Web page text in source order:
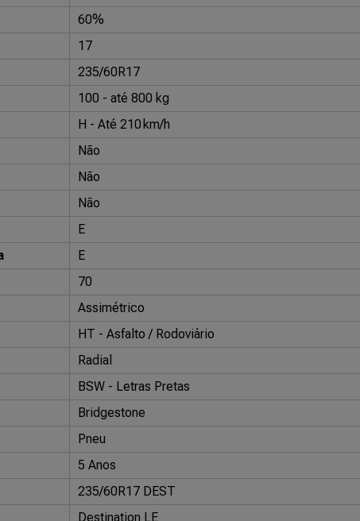
60%
17
235/60R17
100 - até 800 kg
H - Até 210 km/h
Não
Não
Não
E
E
70
Assimétrico
HT - Asfalto / Rodoviário
Radial
BSW - Letras Pretas
Bridgestone
Pneu
5 Anos
235/60R17 DEST
Destination LE